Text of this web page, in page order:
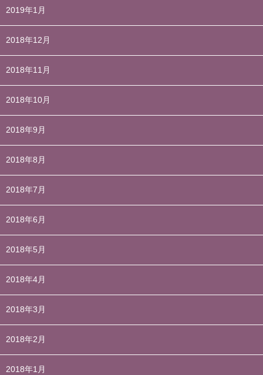
2019年1月
2018年12月
2018年11月
2018年10月
2018年9月
2018年8月
2018年7月
2018年6月
2018年5月
2018年4月
2018年3月
2018年2月
2018年1月